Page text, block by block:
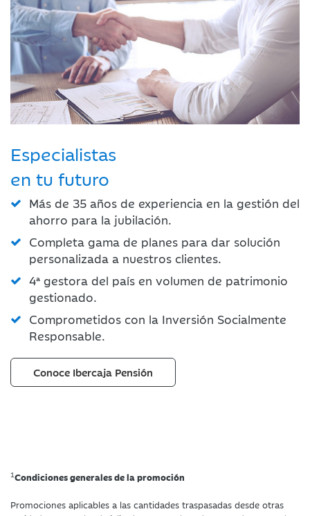
Especialistas
en tu futuro
Más de 35 años de experiencia en la gestión del
ahorro para la jubilación.
Completa gama de planes para dar solución
personalizada a nuestros clientes.
4ª gestora del país en volumen de patrimonio
gestionado.
Comprometidos con la Inversión Socialmente
Responsable.
Conoce Ibercaja Pensión
1Condiciones generales de la promoción
Promociones aplicables a las cantidades traspasadas desde otras